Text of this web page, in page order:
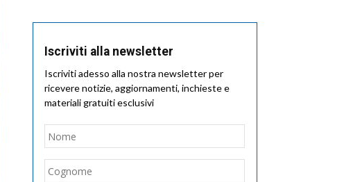
Iscriviti alla newsletter
Iscriviti adesso alla nostra newsletter per
ricevere notizie, aggiornamenti, inchieste e
materiali gratuiti esclusivi
Nome